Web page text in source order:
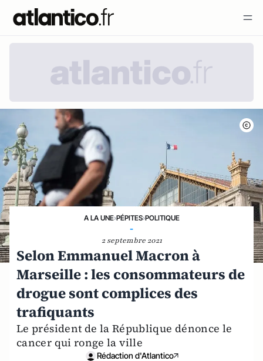
A LA UNE›PÉPITES›POLITIQUE
-
2 septembre 2021
Selon Emmanuel Macron à
Marseille : les consommateurs de
drogue sont complices des
trafiquants
Le président de la République dénonce le
cancer qui ronge la ville
Rédaction d'Atlantico